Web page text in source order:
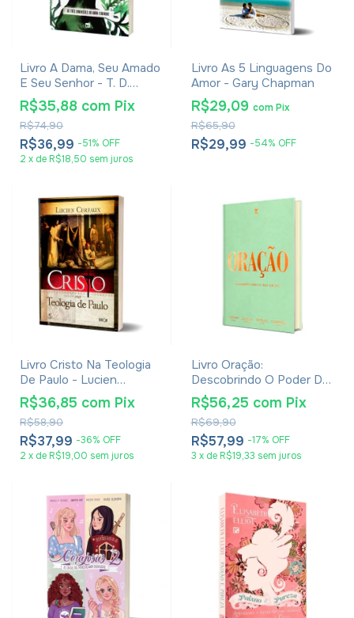
Livro A Dama, Seu Amado
E Seu Senhor - T. D.
Jakes
R$36,99 -51% OFF
R$74,90
R$35,88 com Pix
2 x de R$18,50 sem juros
Livro As 5 Linguagens Do
Amor - Gary Chapman
R$29,99 -54% OFF
R$65,90
R$29,09 com Pix
Livro Cristo Na Teologia
De Paulo - Lucien
Cerfaux
R$37,99 -36% OFF
R$58,90
R$36,85 com Pix
2 x de R$19,00 sem juros
Livro Oração:
Descobrindo O Poder De
Falar Com Deus - Midian
Lima, Camila Barros,
Raquel Lima E Gabriela
Lopes
R$57,99 -17% OFF
R$69,90
R$56,25 com Pix
3 x de R$19,33 sem juros